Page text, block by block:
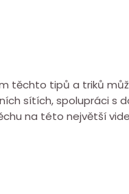
těchto tipů a triků
sítích, spolupráci s
na této největší